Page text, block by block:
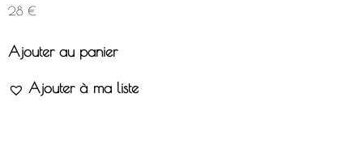
28 €
Ajouter au panier
Ajouter à ma liste